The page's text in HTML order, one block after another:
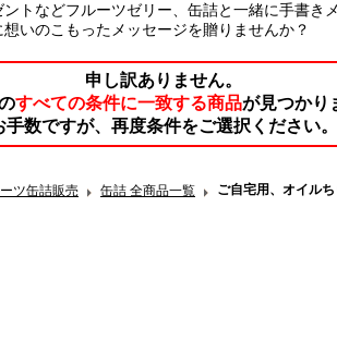
トなどフルーツゼリー、缶詰と一緒に手書き
いのこもったメッセージを贈りませんか？
申し訳ありません。
すべての条件に一致する商品が見つかり
手数ですが、再度条件をご選択ください。
ツ缶詰販売 缶詰 全商品一覧 ご自宅用、オイル